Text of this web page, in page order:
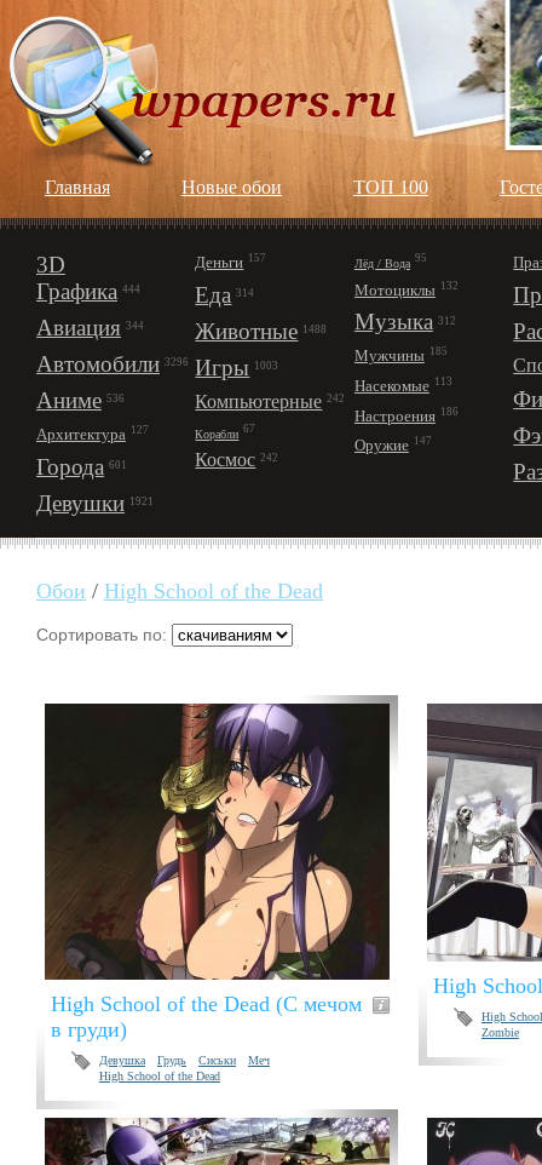
Главная Новые обои ТОП 100
3D
Графика 444
Авиация 344
Автомобили 3296
Аниме 536
Архитектура 127
Города 601
Девушки 1921
Деньги 157
Еда 314
Животные 1488
Игры 1003
Компьютерные 242
Корабли 67
Космос 242
Лёд / Вода 95
Мотоциклы 132
Музыка 312
Мужчины 185
Насекомые 113
Настроения 186
Оружие 147
Обои / High School of the Dead
Сортировать по:
High School of the Dead (С мечом
в груди)
Девушка Грудь Сиськи
Меч
High School of the Dead
High
High
Zombie